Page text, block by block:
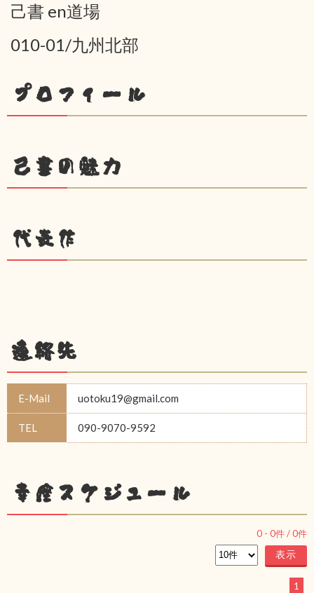
己書 en道場
010-01/九州北部
プロフィール
己書の魅力
代表作
連絡先
E-Mail uotoku19@gmail.com
TEL 090-9070-9592
幸座スケジュール
0 - 0件 /0件
1